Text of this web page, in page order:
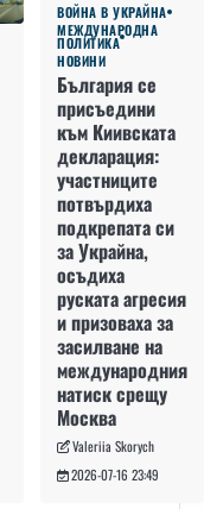
ВОЙНА В УКРАЙНА
МЕЖДУНАРОДНА
ПОЛИТИКА
НОВИНИ
България се
присъедини
към Киивската
декларация:
участниците
потвърдиха
подкрепата си
за Украйна,
осъдиха
руската агресия
и призоваха за
засилване на
международния
натиск срещу
Москва
Valeriia Skorych
2026-07-16 23:49